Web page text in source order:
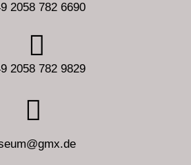
2058 782 6690
2058 782 9829